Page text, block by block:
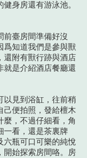
身房還有游泳池。
前臺房間準備好沒
爲知道我們是參與獸
還附有獸行跡與酒店
就是介紹酒店餐廳還
以見到浴缸，往前稍
己便拍照，發給檀木
麼，不過仔細看，角
一看，還是茶裏牌
六瓶可口可樂的純悅
開始探索房間咯。房